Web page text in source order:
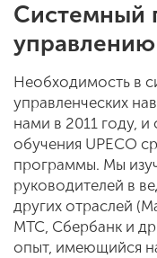
Системный
управлению
Необходимость в
управленческих
нами в 2011 году,
обучения UPECO
программы. Мы
руководителей в
других отраслей
МТС, Сбербанк и
опыт, имеющийся